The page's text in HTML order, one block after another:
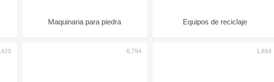
Maquinaria para piedra Equipos de reciclaje